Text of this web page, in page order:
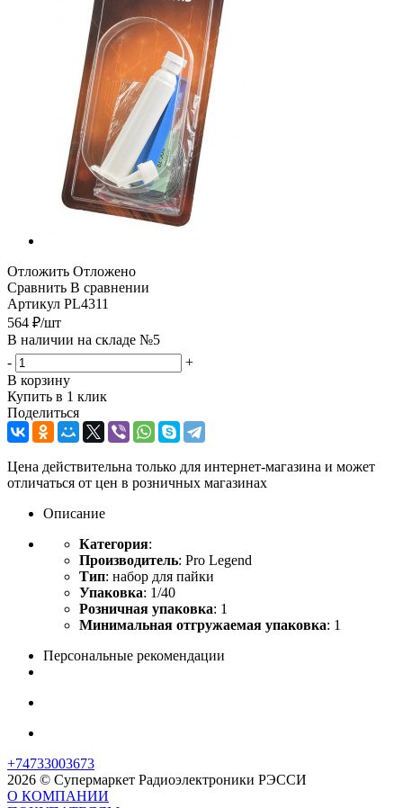
Отложить Отложено
Сравнить В сравнении
Артикул PL4311
564 ₽/шт
В наличии на складе №5
-
+
В корзину
Купить в 1 клик
Поделиться
Цена действительна только для интернет-магазина и может
отличаться от цен в розничных магазинах
Описание
Категория:
Производитель: Pro Legend
Тип: набор для пайки
Упаковка: 1/40
Розничная упаковка: 1
Минимальная отгружаемая упаковка: 1
Персональные рекомендации
+74733003673
2026 © Супермаркет Радиоэлектроники РЭССИ
О КОМПАНИИ